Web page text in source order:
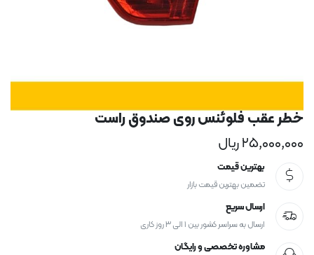
خطر عقب فلوئنس روی صندوق راست
۲۵,۰۰۰,۰۰۰ریال
بهترین قیمت
تضمین بهترین قیمت بازار
ارسال سریع
ارسال به سراسر کشور بین ۱ الی ۳ روز کاری
مشاوره تخصصی و رایگان